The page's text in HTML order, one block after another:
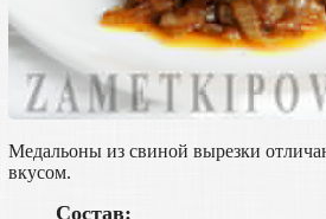
Медальоны из свиной вырезки
вкусом.
Состав: